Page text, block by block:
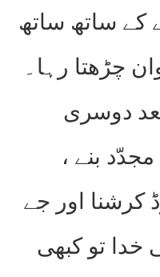
کے ساتھ ساتھ
چڑھتا رہا۔
دوسری
بنے ،
کرشنا اور جے
خدا تو کبھی